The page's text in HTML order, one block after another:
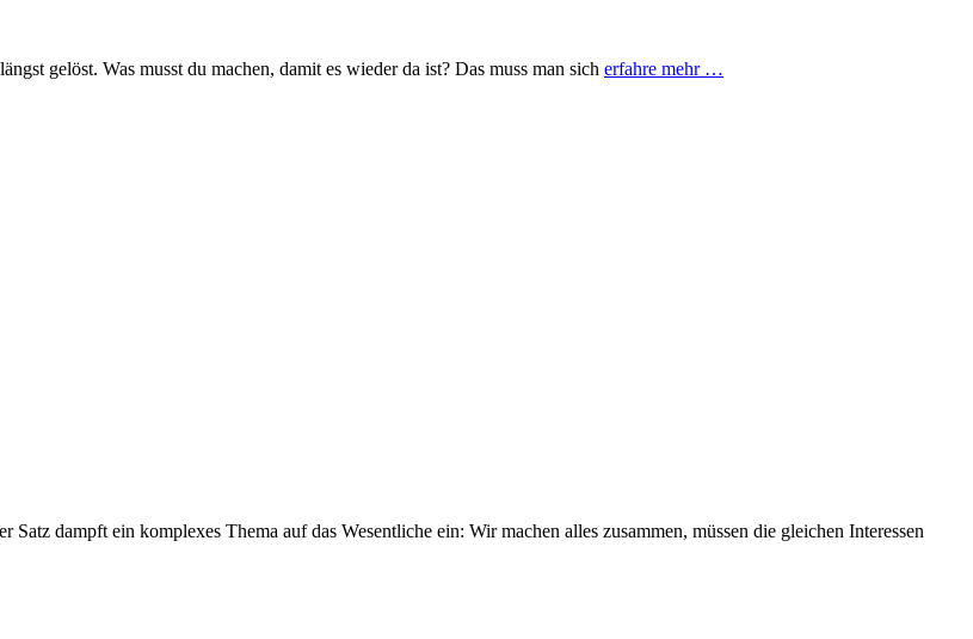
gelöst. Was musst du machen, damit es wieder da ist? Das muss man sich erfahre mehr …
dampft ein komplexes Thema auf das Wesentliche ein: Wir machen alles zusammen, müssen die gleichen Interessen